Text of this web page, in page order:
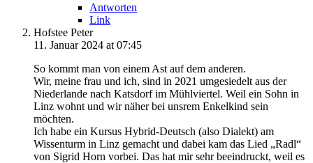
Antworten
Link
Hofstee Peter
11. Januar 2024 at 07:45
So kommt man von einem Ast auf dem anderen.
Wir, meine frau und ich, sind in 2021 umgesiedelt aus der
Niederlande nach Katsdorf im Mühlviertel. Weil ein Sohn in
Linz wohnt und wir näher bei unsrem Enkelkind sein
möchten.
Ich habe ein Kursus Hybrid-Deutsch (also Dialekt) am
Wissenturm in Linz gemacht und dabei kam das Lied „Radl“
von Sigrid Horn vorbei. Das hat mir sehr beeindruckt, weil es